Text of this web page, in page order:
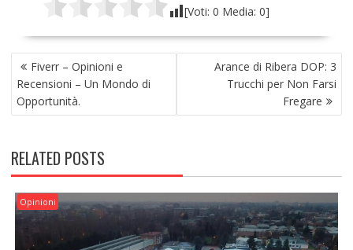
[Voti: 0 Media: 0]
NAVIGAZIONE
ARTICOLI
Fiverr – Opinioni e
Recensioni – Un Mondo di
Opportunità.
Arance di Ribera DOP: 3
Trucchi per Non Farsi
Fregare
RELATED POSTS
Opinioni